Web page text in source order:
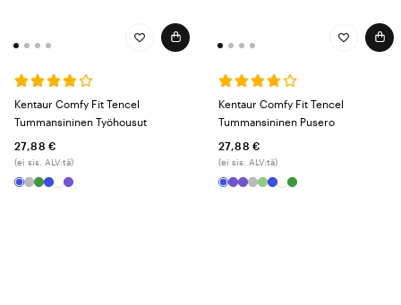
Kentaur Comfy Fit Tencel
Tummansininen Työhousut
27,88 €
(ei sis. ALV:tä)
Kentaur Comfy Fit Tencel
Tummansininen Pusero
27,88 €
(ei sis. ALV:tä)